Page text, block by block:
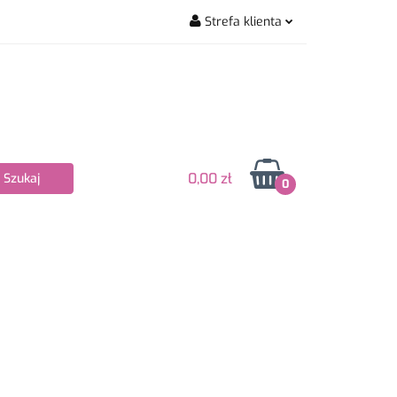
Strefa klienta
0,00 zł 0